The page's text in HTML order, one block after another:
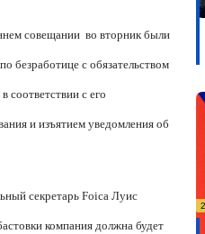
совещании во вторник были
безработице с обязательством
соответствии с его
и изъятием уведомления об
секретарь Foica Луис
компания должна будет